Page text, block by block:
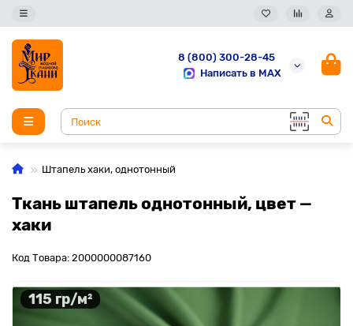
8 (800) 300-28-45
Написать в MAX
Штапель хаки, однотонный
Ткань штапель однотонный, цвет —
хаки
Код Товара: 2000000087160
115 гр/м²